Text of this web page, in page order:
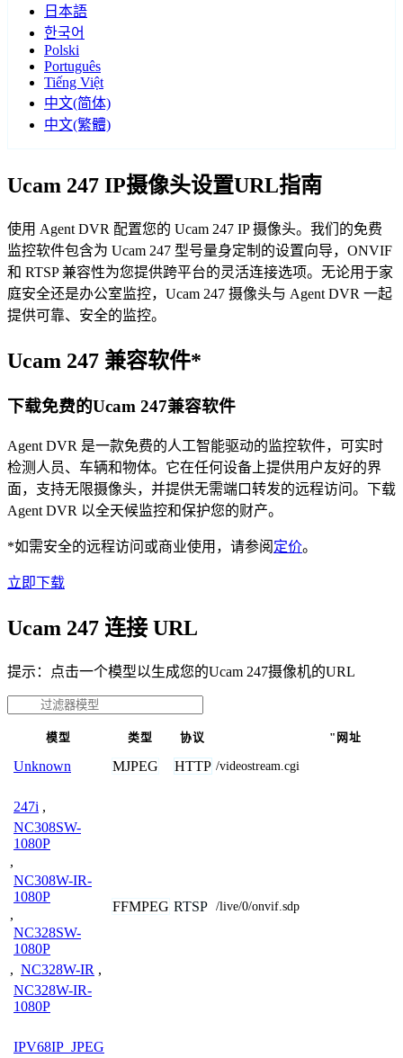
日本語
한국어
Polski
Português
Tiếng Việt
中文(简体)
中文(繁體)
Ucam 247 IP摄像头设置URL指南
使用 Agent DVR 配置您的 Ucam 247 IP 摄像头。我们的免费
监控软件包含为 Ucam 247 型号量身定制的设置向导，ONVIF
和 RTSP 兼容性为您提供跨平台的灵活连接选项。无论用于家
庭安全还是办公室监控，Ucam 247 摄像头与 Agent DVR 一起
提供可靠、安全的监控。
Ucam 247 兼容软件*
下载免费的Ucam 247兼容软件
Agent DVR 是一款免费的人工智能驱动的监控软件，可实时
检测人员、车辆和物体。它在任何设备上提供用户友好的界
面，支持无限摄像头，并提供无需端口转发的远程访问。下载
Agent DVR 以全天候监控和保护您的财产。
*如需安全的远程访问或商业使用，请参阅 定价。
立即下载
Ucam 247 连接 URL
提示：点击一个模型以生成您的Ucam 247摄像机的URL
模型 类型 协议 "网址
Unknown MJPEG HTTP /videostream.cgi
247i ,
NC308SW-
1080P
,
NC308W-IR-
1080P
,
NC328SW-
1080P
, NC328W-IR ,
NC328W-IR-
1080P
FFMPEG RTSP /live/0/onvif.sdp
IPV68IP_JPEG